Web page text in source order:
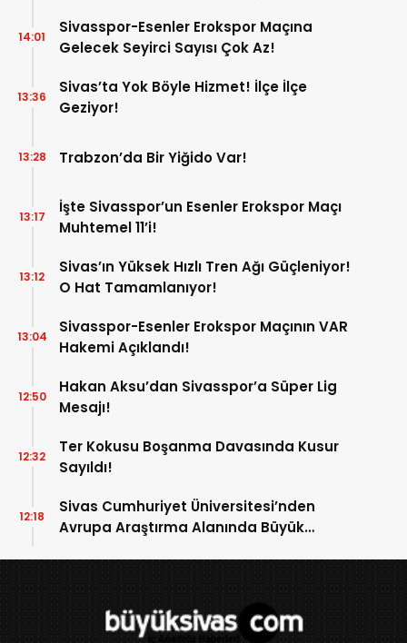
Sivasspor-Esenler Erokspor Maçına
Gelecek Seyirci Sayısı Çok Az!
14:01
Sivas’ta Yok Böyle Hizmet! İlçe İlçe
Geziyor!
13:36
Trabzon’da Bir Yiğido Var!
13:28
İşte Sivasspor’un Esenler Erokspor Maçı
Muhtemel 11’i!
13:17
Sivas’ın Yüksek Hızlı Tren Ağı Güçleniyor!
O Hat Tamamlanıyor!
13:12
Sivasspor-Esenler Erokspor Maçının VAR
Hakemi Açıklandı!
13:04
Hakan Aksu’dan Sivasspor’a Süper Lig
Mesajı!
12:50
Ter Kokusu Boşanma Davasında Kusur
Sayıldı!
12:32
Sivas Cumhuriyet Üniversitesi’nden
Avrupa Araştırma Alanında Büyük
12:18